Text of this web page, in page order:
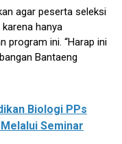
agar peserta seleksi
hanya
program ini. “Harap ini
Bantaeng
Biologi PPs
Seminar